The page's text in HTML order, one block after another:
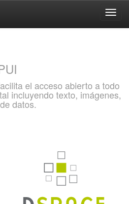
el acceso abierto a todo
incluyendo texto, imágenes,
datos.